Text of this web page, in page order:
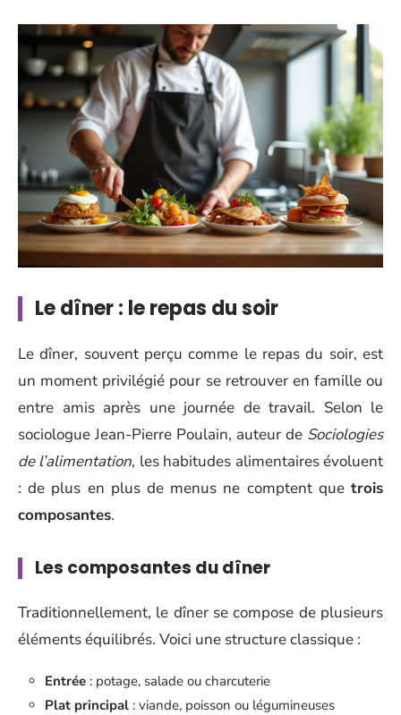
Le dîner : le repas du soir
Le dîner, souvent perçu comme le repas du soir, est
un moment privilégié pour se retrouver en famille ou
entre amis après une journée de travail. Selon le
sociologue Jean-Pierre Poulain, auteur de Sociologies
de l’alimentation, les habitudes alimentaires évoluent
: de plus en plus de menus ne comptent que trois
composantes.
Les composantes du dîner
Traditionnellement, le dîner se compose de plusieurs
éléments équilibrés. Voici une structure classique :
Entrée : potage, salade ou charcuterie
Plat principal : viande, poisson ou légumineuses